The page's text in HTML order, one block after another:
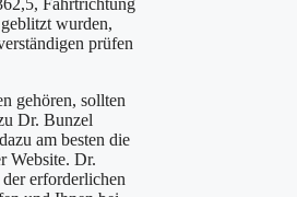
Fahrtrichtung
wurden,
prüfen
gehören, sollten
Dr. Bunzel
am besten die
Website. Dr.
erforderlichen